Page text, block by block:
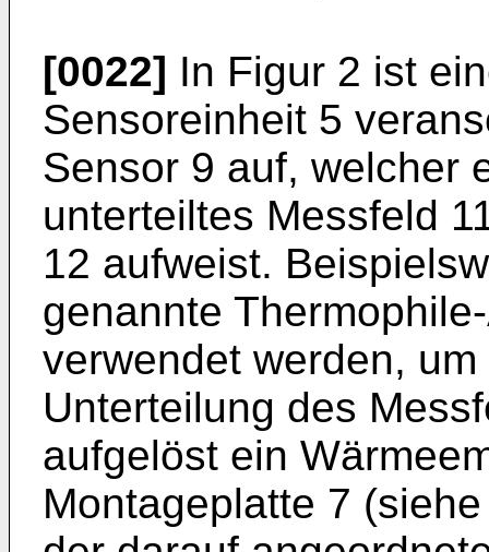
[0022] In Figur 2 ist
Sensoreinheit 5
Sensor 9 auf, welcher
unterteiltes Messfeld
12 aufweist.
genannte
verwendet werden,
Unterteilung des
aufgelöst ein
Montageplatte 7